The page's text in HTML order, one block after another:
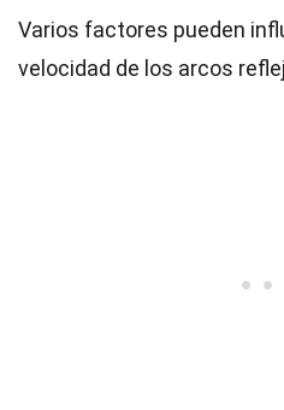
Varios factores pueden
velocidad de los arcos